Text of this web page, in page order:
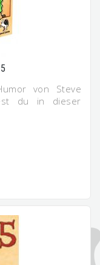
von Steve
du in dieser